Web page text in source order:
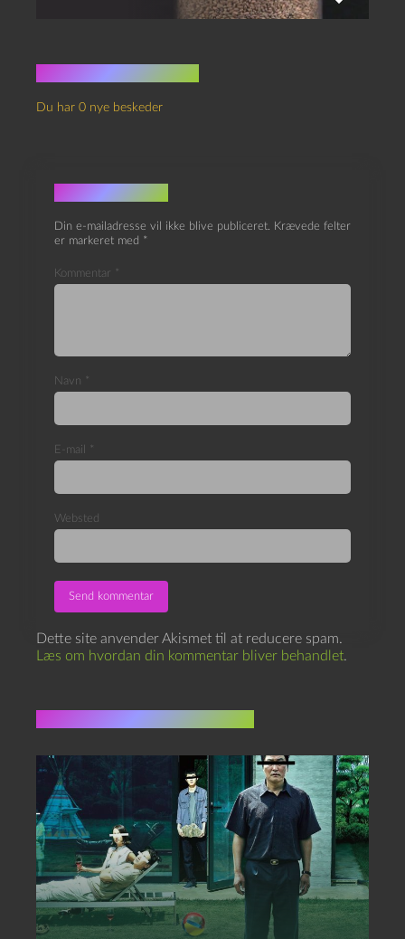
Du har 0 nye beskeder
Skriv et svar
Din e-mailadresse vil ikke blive publiceret. Krævede felter
er markeret med *
Kommentar *
Navn *
E-mail *
Websted
Dette site anvender Akismet til at reducere spam.
Læs om hvordan din kommentar bliver behandlet.